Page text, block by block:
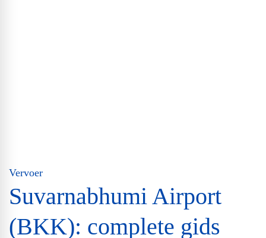
Vervoer
Suvarnabhumi Airport
(BKK): complete gids